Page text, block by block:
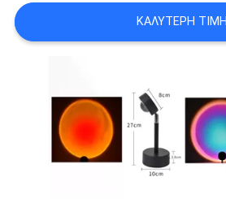
PRIVACY
ΚΑΛΎΤΕΡΗ ΤΙΜΉ